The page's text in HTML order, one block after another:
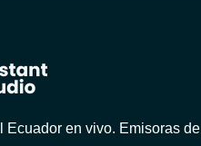
Ecuador en vivo. Emisoras de